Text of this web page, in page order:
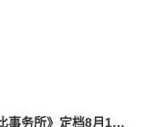
《咕噜比事务所》定档8月10日 聚焦儿童情绪教育助力健康成长